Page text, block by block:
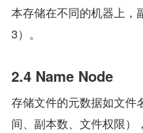
本存储在不同的机器上，
3）。
2.4 Name Node
存储文件的元数据如文件
间、副本数、文件权限）